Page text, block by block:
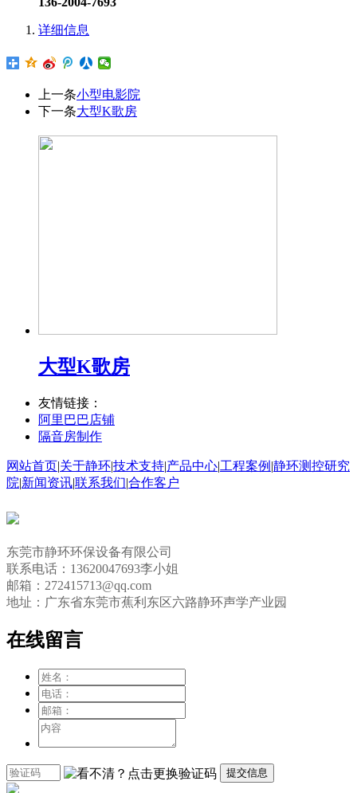
详细信息
上一条小型电影院
下一条大型K歌房
大型K歌房
友情链接：
阿里巴巴店铺
隔音房制作
网站首页|关于静环|技术支持|产品中心|工程案例 |静环测控研究
院|新闻资讯|联系我们|合作客户
东莞市静环环保设备有限公司
联系电话：13620047693李小姐
邮箱：272415713@qq.com
地址：广东省东莞市蕉利东区六路静环声学产业园
在线留言